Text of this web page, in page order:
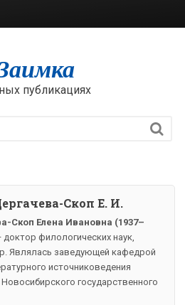
публикациях
Скоп Е. И.
Скоп Елена Ивановна (1937–
доктор филологических наук,
Являлась заведующей кафедрой
источниковедения
государственного